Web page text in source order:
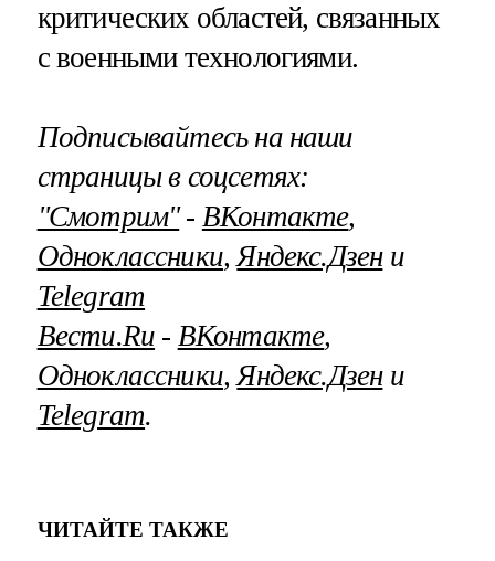
критических областей, связанных
с военными технологиями.
Подписывайтесь на наши
страницы в соцсетях:
"Смотрим"‐ ВКонтакте,
Одноклассники, Яндекс.Дзени
Telegram
Вести.Ru ‐ ВКонтакте,
Одноклассники, Яндекс.Дзени
Telegram.
ЧИТАЙТЕ ТАКЖЕ